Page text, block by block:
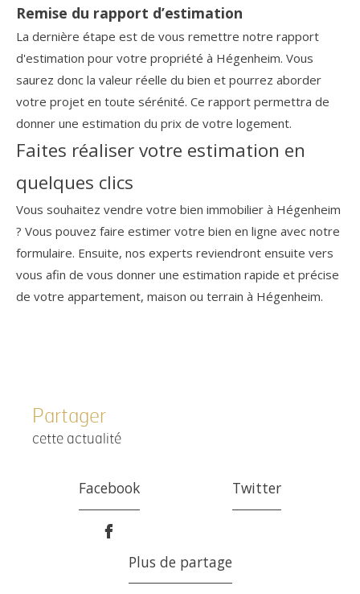
Remise du rapport d’estimation
La dernière étape est de vous remettre notre rapport
d'estimation pour votre propriété à Hégenheim. Vous
saurez donc la valeur réelle du bien et pourrez aborder
votre projet en toute sérénité. Ce rapport permettra de
donner une estimation du prix de votre logement.
Faites réaliser votre estimation en
quelques clics
Vous souhaitez vendre votre bien immobilier à Hégenheim
? Vous pouvez faire estimer votre bien en ligne avec notre
formulaire. Ensuite, nos experts reviendront ensuite vers
vous afin de vous donner une estimation rapide et précise
de votre appartement, maison ou terrain à Hégenheim.
Partager
cette actualité
Facebook Twitter
Plus de partage